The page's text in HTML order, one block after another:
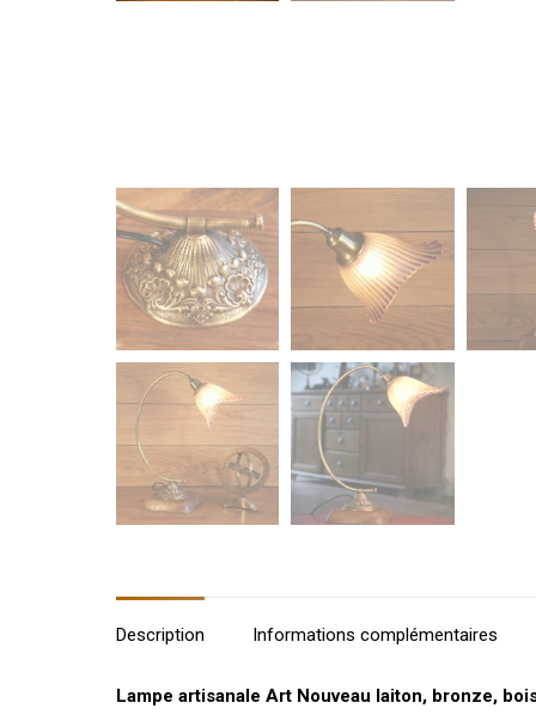
Description Informations complémentaires
Lampe artisanale Art Nouveau laiton, bronze,